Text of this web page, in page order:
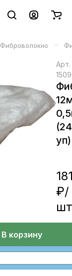
Фиброволокно –
Арт.
уп)
₽/
шт
В корзину